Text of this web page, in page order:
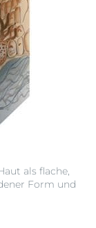
als flache,
Form und